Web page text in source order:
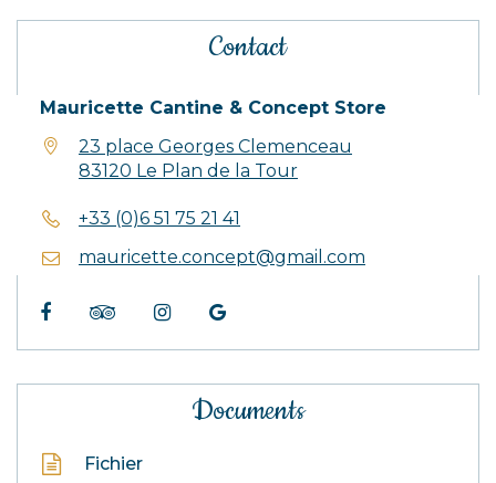
Contact
Mauricette Cantine & Concept Store
23 place Georges Clemenceau
83120 Le Plan de la Tour
+33 (0)6 51 75 21 41
mauricette.concept@gmail.com
FacebookTripadvisor
Instagram
Google
Documents
Fichier